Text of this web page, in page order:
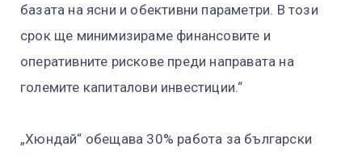
базата на ясни и обективни параметри. В този
срок ще минимизираме финансовите и
оперативните рискове преди направата на
големите капиталови инвестиции.“
„Хюндай“ обещава 30% работа за български